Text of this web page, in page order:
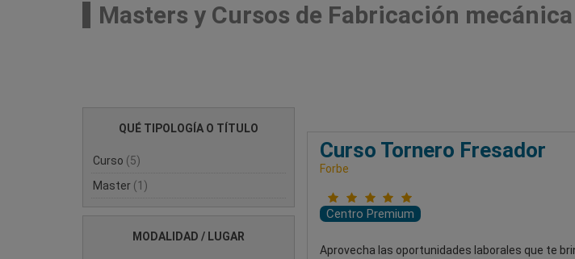
Masters y Cursos de Fabricación
QUÉ TIPOLOGÍA O TÍTULO
Curso (5)
Master (1)
MODALIDAD / LUGAR
Curso Tornero Fresador
Forbe
Centro Premium
Aprovecha las oportunidades laborales que te